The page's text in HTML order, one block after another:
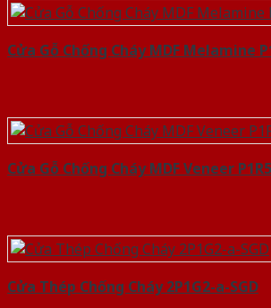
Cửa Gỗ Chống Cháy MDF Melamine
Cửa Gỗ Chống Cháy MDF Veneer
Cửa Thép Chống Cháy 2P1G2-a-SGD